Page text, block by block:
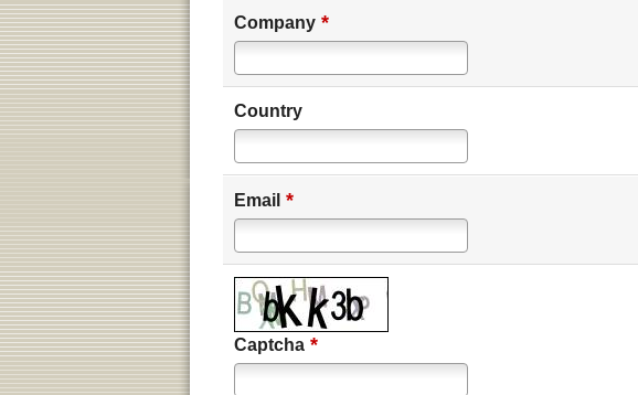
Company *
Country
Email *
Captcha *